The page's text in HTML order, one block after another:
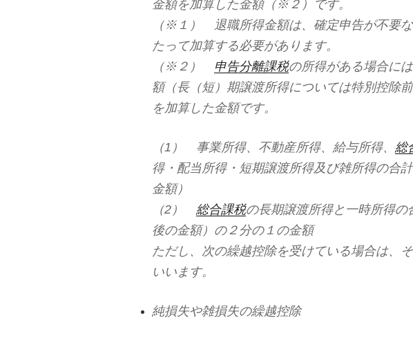
金額を加算した金額（※２）です。
（※１） 退職所得金額は、確定申告が不要
たって加算する必要があります。
（※２） 申告分離課税の所得がある場合に
額（長（短）期譲渡所得については特別控除
を加算した金額です。
（1） 事業所得、不動産所得、給与所得、 総
得・配当所得・短期譲渡所得及び雑所得の合
金額）
（2） 総合課税の長期譲渡所得と一時所得の
後の金額）の２分の１の金額
ただし、次の繰越控除を受けている場合は、
いいます。
純損失や雑損失の繰越控除